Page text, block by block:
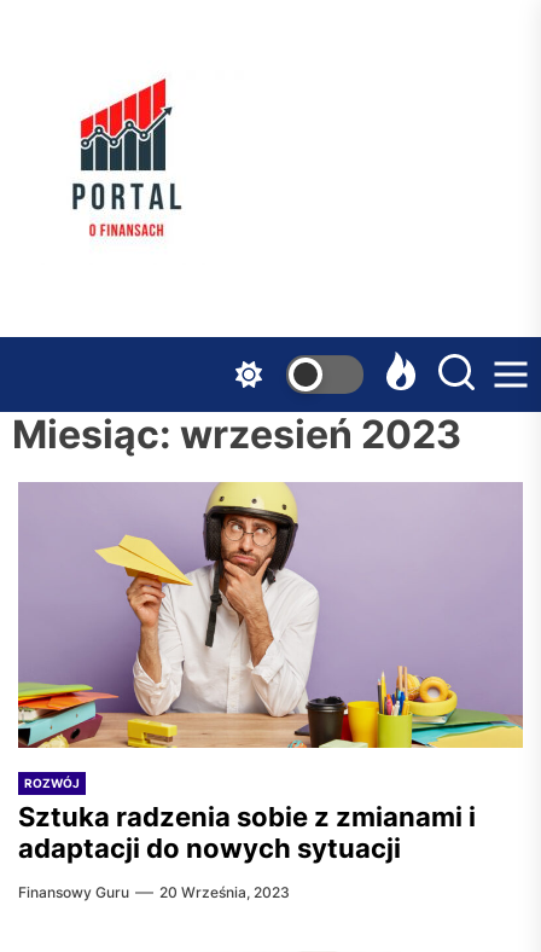
Miesiąc: wrzesień 2023
ROZWÓJ
Sztuka radzenia sobie z zmianami i
adaptacji do nowych sytuacji
Finansowy Guru 20 Września, 2023